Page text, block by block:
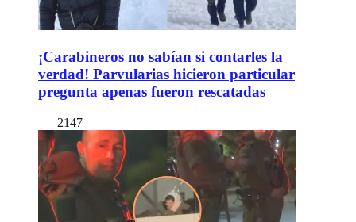
¡Carabineros no sabían si contarles la
verdad! Parvularias hicieron particular
pregunta apenas fueron rescatadas
2147